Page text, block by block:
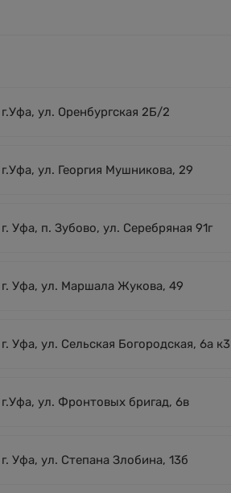
г.Уфа, ул. Оренбургская 2Б/2
г.Уфа, ул. Георгия Мушникова, 29
г. Уфа, п. Зубово, ул. Серебряная 91г
г. Уфа, ул. Маршала Жукова, 49
г. Уфа, ул. Сельская Богородская, 6а к3
г.Уфа, ул. Фронтовых бригад, 6в
г. Уфа, ул. Степана Злобина, 13б